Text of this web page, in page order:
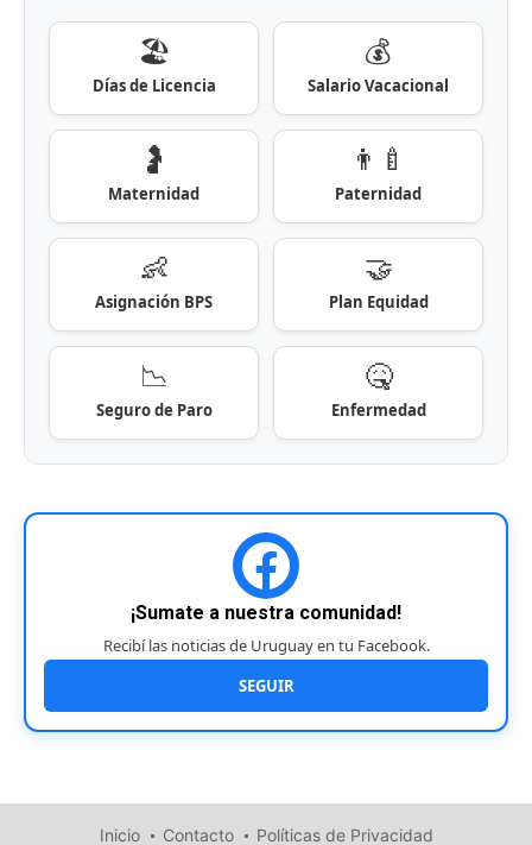
🏖️
Días de Licencia
💰
Salario Vacacional
🤰
Maternidad
👨‍🍼
Paternidad
👶
Asignación BPS
🤝
Plan Equidad
📉
Seguro de Paro
🤒
Enfermedad
¡Sumate a nuestra comunidad!
Recibí las noticias de Uruguay en tu Facebook.
SEGUIR
Inicio Contacto Políticas de Privacidad